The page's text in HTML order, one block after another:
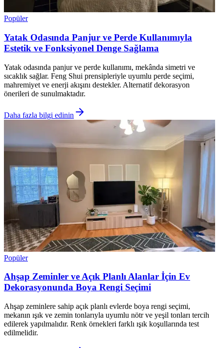
Popüler
Yatak Odasında Panjur ve Perde Kullanımıyla
Estetik ve Fonksiyonel Denge Sağlama
Yatak odasında panjur ve perde kullanımı, mekânda simetri ve
sıcaklık sağlar. Feng Shui prensipleriyle uyumlu perde seçimi,
mahremiyet ve enerji akışını destekler. Alternatif dekorasyon
önerileri de sunulmaktadır.
Daha fazla bilgi edinin
Popüler
Ahşap Zeminler ve Açık Planlı Alanlar İçin Ev
Dekorasyonunda Boya Rengi Seçimi
Ahşap zeminlere sahip açık planlı evlerde boya rengi seçimi,
mekanın ışık ve zemin tonlarıyla uyumlu nötr ve yeşil tonları tercih
edilerek yapılmalıdır. Renk örnekleri farklı ışık koşullarında test
edilmelidir.